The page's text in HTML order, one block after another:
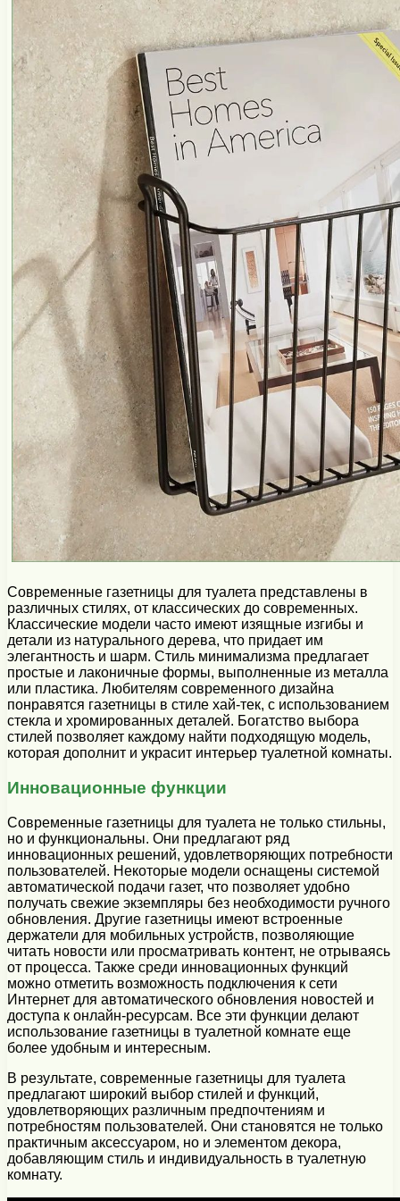
Современные газетницы для туалета представлены в
различных стилях, от классических до современных.
Классические модели часто имеют изящные изгибы и
детали из натурального дерева, что придает им
элегантность и шарм. Стиль минимализма предлагает
простые и лаконичные формы, выполненные из металла
или пластика. Любителям современного дизайна
понравятся газетницы в стиле хай-тек, с использованием
стекла и хромированных деталей. Богатство выбора
стилей позволяет каждому найти подходящую модель,
которая дополнит и украсит интерьер туалетной комнаты.
Инновационные функции
Современные газетницы для туалета не только стильны,
но и функциональны. Они предлагают ряд
инновационных решений, удовлетворяющих потребности
пользователей. Некоторые модели оснащены системой
автоматической подачи газет, что позволяет удобно
получать свежие экземпляры без необходимости ручного
обновления. Другие газетницы имеют встроенные
держатели для мобильных устройств, позволяющие
читать новости или просматривать контент, не отрываясь
от процесса. Также среди инновационных функций
можно отметить возможность подключения к сети
Интернет для автоматического обновления новостей и
доступа к онлайн-ресурсам. Все эти функции делают
использование газетницы в туалетной комнате еще
более удобным и интересным.
В результате, современные газетницы для туалета
предлагают широкий выбор стилей и функций,
удовлетворяющих различным предпочтениям и
потребностям пользователей. Они становятся не только
практичным аксессуаром, но и элементом декора,
добавляющим стиль и индивидуальность в туалетную
комнату.